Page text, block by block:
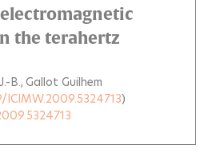
the terahertz
B. Gallot Guilhem
ICIMW.2009.5324713)